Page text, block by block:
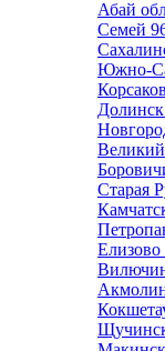
Абай
Семей
Южно-
Корсаков
Долинск
Старая
Елизово